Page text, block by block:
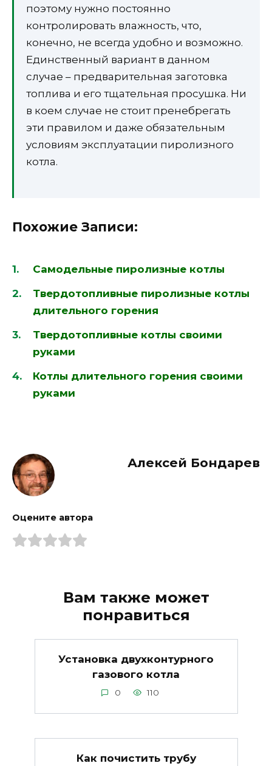
поэтому нужно постоянно
контролировать влажность, что,
конечно, не всегда удобно и возможно.
Единственный вариант в данном
случае – предварительная заготовка
топлива и его тщательная просушка. Ни
в коем случае не стоит пренебрегать
эти правилом и даже обязательным
условиям эксплуатации пиролизного
котла.
Похожие Записи:
Самодельные пиролизные котлы
Твердотопливные пиролизные котлы
длительного горения
Твердотопливные котлы своими
руками
Котлы длительного горения своими
руками
Алексей Бондарев
Оцените автора
Вам также может
понравиться
Установка двухконтурного
газового котла
0 110
Как почистить трубу